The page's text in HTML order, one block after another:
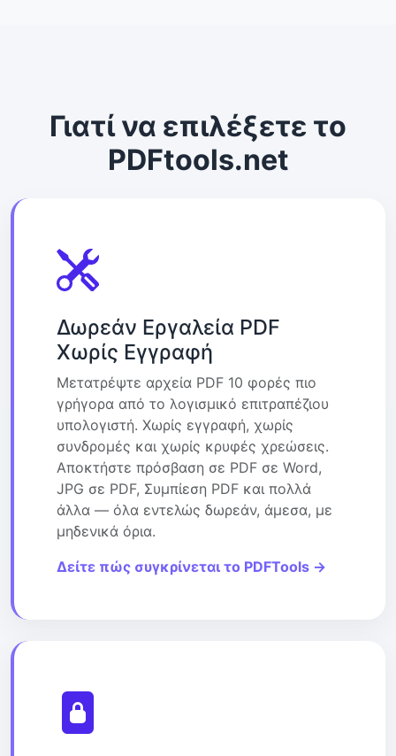
Γιατί να επιλέξετε το
PDFtools.net
Δωρεάν Εργαλεία PDF
Χωρίς Εγγραφή
Μετατρέψτε αρχεία PDF 10 φορές πιο
γρήγορα από το λογισμικό επιτραπέζιου
υπολογιστή. Χωρίς εγγραφή, χωρίς
συνδρομές και χωρίς κρυφές χρεώσεις.
Αποκτήστε πρόσβαση σε PDF σε Word,
JPG σε PDF, Συμπίεση PDF και πολλά
άλλα — όλα εντελώς δωρεάν, άμεσα, με
μηδενικά όρια.
Δείτε πώς συγκρίνεται το PDFTools →